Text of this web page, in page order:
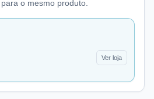
o mesmo produto.
Ver loja